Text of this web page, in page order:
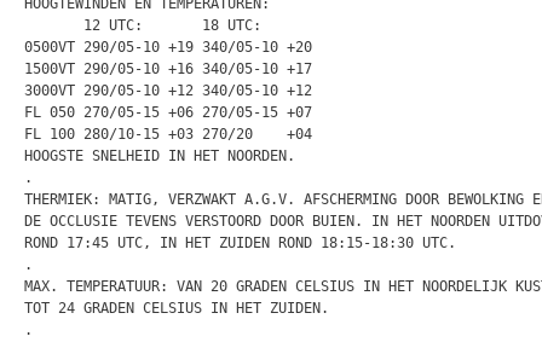
HOOGTEWINDEN EN TEMPERATUREN:
       12 UTC:       18 UTC:
0500VT 290/05-10 +19 340/05-10 +20
1500VT 290/05-10 +16 340/05-10 +17
3000VT 290/05-10 +12 340/05-10 +12
FL 050 270/05-15 +06 270/05-15 +07
FL 100 280/10-15 +03 270/20    +04
HOOGSTE SNELHEID IN HET NOORDEN.
.
THERMIEK: MATIG, VERZWAKT A.G.V. AFSCHERMING DOOR BEWOLKING
DE OCCLUSIE TEVENS VERSTOORD DOOR BUIEN. IN HET NOORDEN
ROND 17:45 UTC, IN HET ZUIDEN ROND 18:15-18:30 UTC.
.
MAX. TEMPERATUUR: VAN 20 GRADEN CELSIUS IN HET NOORDELIJK
TOT 24 GRADEN CELSIUS IN HET ZUIDEN.
.